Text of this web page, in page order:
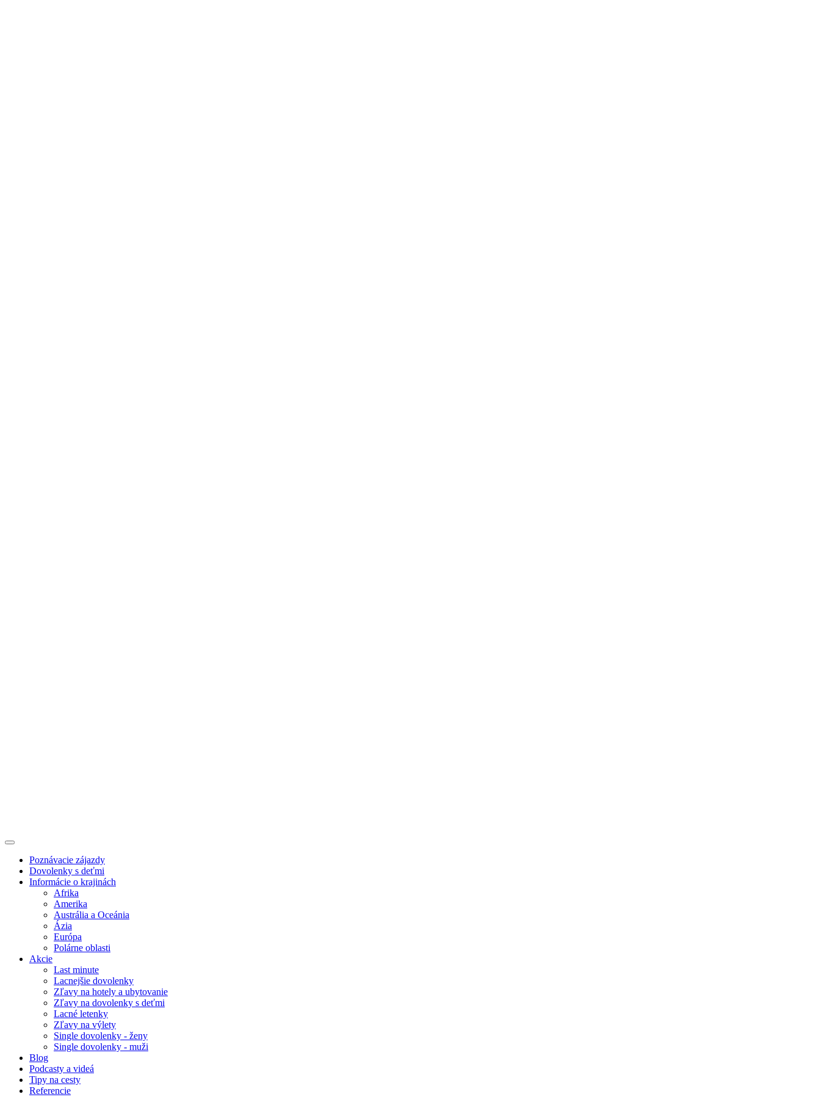
Poznávacie zájazdy
Dovolenky s deťmi
Informácie o krajinách
Afrika
Amerika
Austrália a Oceánia
Ázia
Európa
Polárne oblasti
Akcie
Last minute
Lacnejšie dovolenky
Zľavy na hotely a ubytovanie
Zľavy na dovolenky s deťmi
Lacné letenky
Zľavy na výlety
Single dovolenky - ženy
Single dovolenky - muži
Blog
Podcasty a videá
Tipy na cesty
Referencie